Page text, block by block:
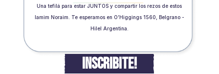
Una tefilá para estar JUNTOS y compartir los rezos de estos
Iamim Noraim. Te esperamos en O’Higgings 1560, Belgrano -
Hilel Argentina.
INSCRIBITE!